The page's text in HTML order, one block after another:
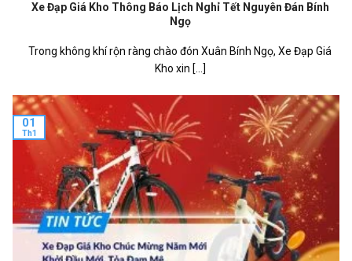
Xe Đạp Giá Kho Thông Báo Lịch Nghỉ Tết Nguyên Đán Bính
Ngọ
Trong không khí rộn ràng chào đón Xuân Bính Ngọ, Xe Đạp Giá
Kho xin [...]
01
Th1